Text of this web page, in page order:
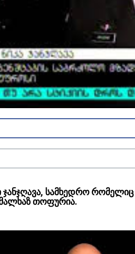
სამხედრო
თოფურია.